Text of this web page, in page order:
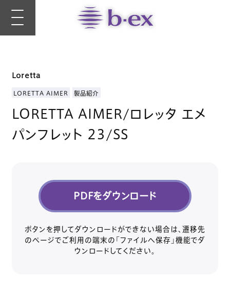
Loretta
LORETTA AIMER 製品紹介
LORETTA AIMER/ロレッタ エメ
パンフレット 23/SS
PDFをダウンロード
ボタンを押してダウンロードができない場合は、遷移先
のページでご利用の端末の「ファイルへ保存」機能でダ
ウンロードしてください。